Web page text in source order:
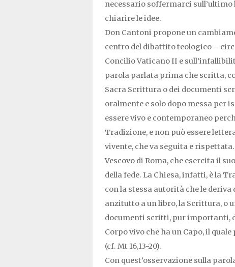
necessario soffermarci
chiarire le idee.
Don Cantoni propone un
centro del dibattito teologico –
Concilio Vaticano II e
parola parlata prima che scritta,
Sacra Scrittura o dei documenti
oralmente e solo dopo messa per
essere vivo e contemporaneo
Tradizione, e non può essere
vivente, che va seguita e
Vescovo di Roma, che esercita il
della fede. La Chiesa, infatti, è la
con la stessa autorità che le
anzitutto a un libro, la Scrittura, o
documenti scritti, pur importanti,
Corpo vivo che ha un Capo, il
(cf. Mt 16,13-20).
Con quest’osservazione sulla